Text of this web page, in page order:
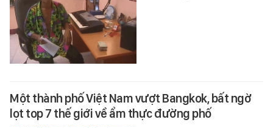
Một thành phố Việt Nam vượt Bangkok, bất ngờ
lọt top 7 thế giới về ẩm thực đường phố